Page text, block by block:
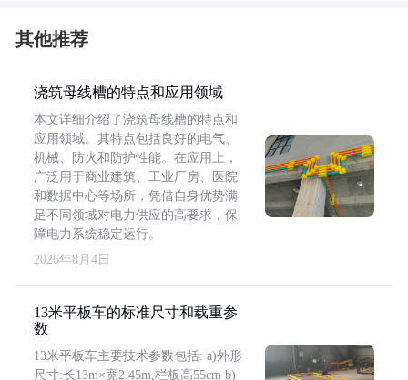
其他推荐
浇筑母线槽的特点和应用领域
本文详细介绍了浇筑母线槽的特点和
应用领域。其特点包括良好的电气、
机械、防火和防护性能。在应用上，
广泛用于商业建筑、工业厂房、医院
和数据中心等场所，凭借自身优势满
足不同领域对电力供应的高要求，保
障电力系统稳定运行。
2026年8月4日
13米平板车的标准尺寸和载重参
数
13米平板车主要技术参数包括: a)外形
尺寸:长13m×宽2.45m,栏板高55cm b)